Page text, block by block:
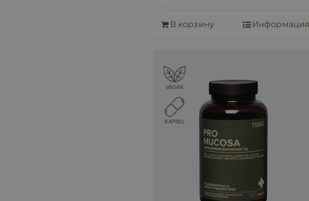
В корзину Информация